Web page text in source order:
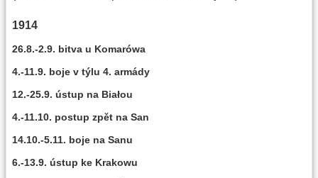
1914
26.8.-2.9. bitva u Komarówa
4.-11.9. boje v týlu 4. armády
12.-25.9. ústup na Białou
4.-11.10. postup zpět na San
14.10.-5.11. boje na Sanu
6.-13.9. ústup ke Krakowu